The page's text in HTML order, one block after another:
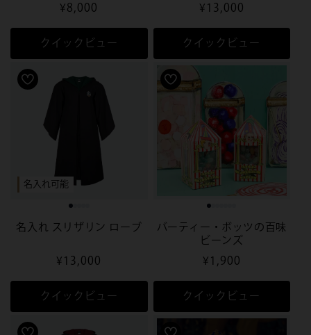
通
常
価
格
¥8,000
クイックビュー
通
常
価
格
¥13,000
クイックビュー
名入れ可能
名入れ スリザリン ローブ
通
常
価
格
¥13,000
クイックビュー
バーティー・ボッツの百味
ビーンズ
通
常
価
格
¥1,900
クイックビュー